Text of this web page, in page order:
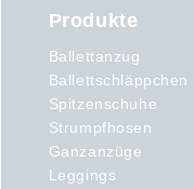
Produkte
Ballettanzug
Ballettschläppchen
Spitzenschuhe
Strumpfhosen
Ganzanzüge
Leggings